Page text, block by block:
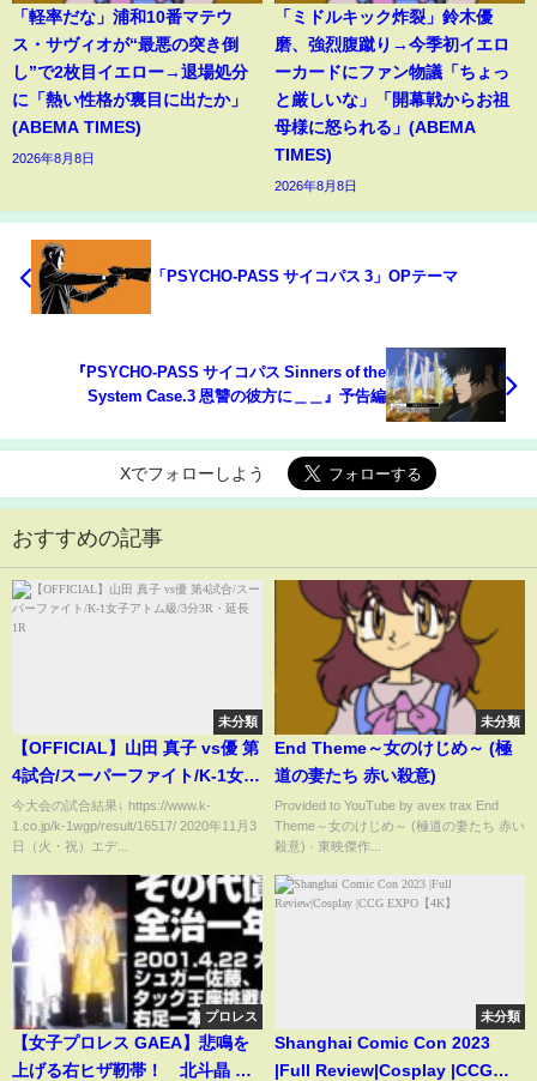
「軽率だな」浦和10番マテウ
ス・サヴィオが“最悪の突き倒
し”で2枚目イエロー→退場処分
に「熱い性格が裏目に出たか」
(ABEMA TIMES)
2026年8月8日
「ミドルキック炸裂」鈴木優
磨、強烈腹蹴り→今季初イエロ
ーカードにファン物議「ちょっ
と厳しいな」「開幕戦からお祖
母様に怒られる」(ABEMA
TIMES)
2026年8月8日
「PSYCHO-PASS サイコパス 3」OPテーマ
『PSYCHO-PASS サイコパス Sinners of the
System Case.3 恩讐の彼方に＿＿』予告編
Xでフォローしよう
おすすめの記事
未分類
【OFFICIAL】山田 真子 vs優 第
4試合/スーパーファイト/K-1女子
アトム級/3分3R・延長1R
今大会の試合結果↓ https://www.k-
1.co.jp/k-1wgp/result/16517/ 2020年11月3
日（火・祝）エデ...
未分類
End Theme～女のけじめ～ (極
道の妻たち 赤い殺意)
Provided to YouTube by avex trax End
Theme～女のけじめ～ (極道の妻たち 赤い
殺意) · 東映傑作...
プロレス
【女子プロレス GAEA】悲鳴を
上げる右ヒザ靭帯！ 北斗晶 &
未分類
Shanghai Comic Con 2023
|Full Review|Cosplay |CCG